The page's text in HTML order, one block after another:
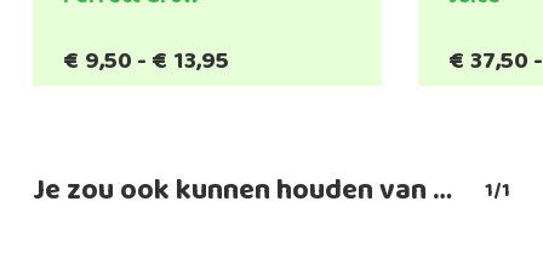
€ 9,50-€ 13,95Prijsklasse:
€9,50
€37,50-
Je zou ook kunnen houden van … 1/1